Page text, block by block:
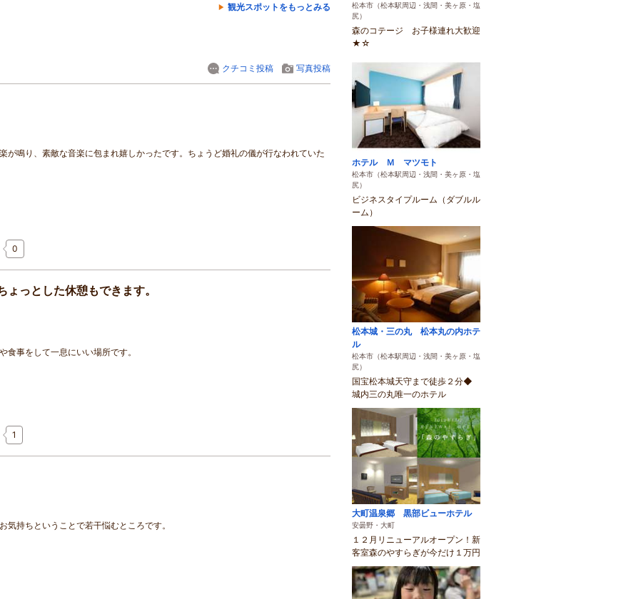
観光スポットをもっとみる
クチコミ投稿 写真投稿
が鳴り、素敵な音楽に包まれ嬉しかったです。ちょうど婚礼の儀が行なわれていた
0
っとした休憩もできます。
事をして一息にいい場所です。
1
持ちということで若干悩むところです。
松本市（松本駅周辺・浅間・美ヶ原・塩
尻）
森のコテージ お子様連れ大歓迎
★☆
ホテル Ｍ マツモト
松本市（松本駅周辺・浅間・美ヶ原・塩
尻）
ビジネスタイプルーム（ダブルル
ーム）
松本城・三の丸 松本丸の内ホテ
ル
松本市（松本駅周辺・浅間・美ヶ原・塩
尻）
国宝松本城天守まで徒歩２分◆
城内三の丸唯一のホテル
大町温泉郷 黒部ビューホテル
安曇野・大町
１２月リニューアルオープン！新
客室森のやすらぎが今だけ１万円